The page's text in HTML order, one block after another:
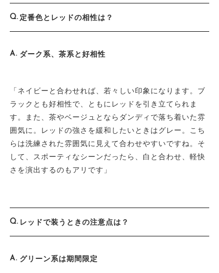
定番色とレッドの相性は？
ダーク系、茶系と好相性
「ネイビーと合わせれば、若々しい印象になります。ブ
ラックとも好相性で、ともにレッドを引き立てられま
す。また、茶やベージュとならダンディで落ち着いた雰
囲気に。レッドの強さを緩和したいときはグレー。こち
らは洗練された雰囲気に見えて合わせやすいですね。そ
して、スポーティなシーンだったら、白と合わせ、軽快
さを演出するのもアリです」
レッドで装うときの注意点は？
グリーン系は期間限定